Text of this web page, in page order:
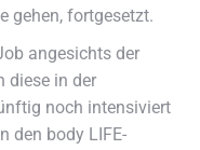
gehen, fortgesetzt.
angesichts der
diese in der
noch intensiviert
den body LIFE-